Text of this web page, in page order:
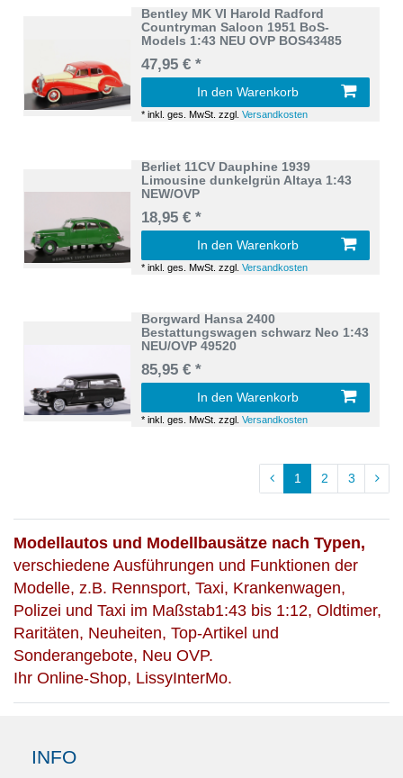
Bentley MK VI Harold Radford
Countryman Saloon 1951 BoS-
Models 1:43 NEU OVP BOS43485
47,95 € *
In den Warenkorb
*inkl. ges. MwSt. zzgl.Versandkosten
Berliet 11CV Dauphine 1939
Limousine dunkelgrün Altaya 1:43
NEW/OVP
18,95 € *
In den Warenkorb
*inkl. ges. MwSt. zzgl.Versandkosten
Borgward Hansa 2400
Bestattungswagen schwarz Neo 1:43
NEU/OVP 49520
85,95 € *
In den Warenkorb
*inkl. ges. MwSt. zzgl.Versandkosten
1 2 3
Modellautos und Modellbausätze nach Typen,
verschiedene Ausführungen und Funktionen der
Modelle, z.B. Rennsport, Taxi, Krankenwagen,
Polizei und Taxi im Maßstab1:43 bis 1:12, Oldtimer,
Raritäten, Neuheiten, Top-Artikel und
Sonderangebote, Neu OVP.
Ihr Online-Shop, LissyInterMo.
INFO